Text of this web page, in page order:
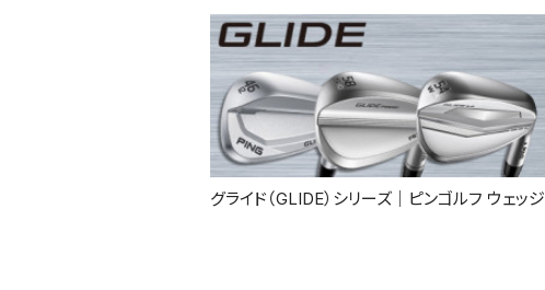
グライド（GLIDE）シリーズ｜ピンゴルフ ウェッジ